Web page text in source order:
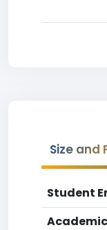
Size and
Student